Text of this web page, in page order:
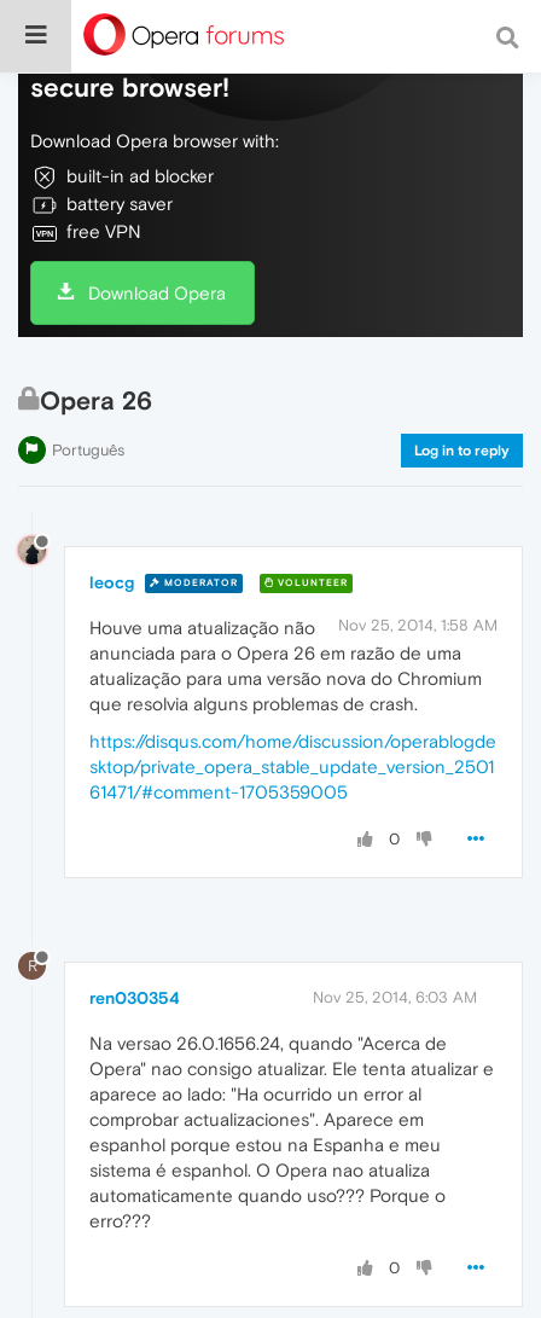
Do more on the web, with a fast and
secure browser!
Download Opera browser with:
built-in ad blocker
battery saver
free VPN
Download Opera
Opera 26
Português Log in to reply
leocg MODERATOR VOLUNTEER
Nov 25, 2014, 1:58 AM
Houve uma atualização não
anunciada para o Opera 26 em razão de uma
atualização para uma versão nova do Chromium
que resolvia alguns problemas de crash.
https://disqus.com/home/discussion/operablogde
sktop/private_opera_stable_update_version_2501
61471/#comment-1705359005
0
R
ren030354 Nov 25, 2014, 6:03 AM
Na versao 26.0.1656.24, quando "Acerca de
Opera" nao consigo atualizar. Ele tenta atualizar e
aparece ao lado: "Ha ocurrido un error al
comprobar actualizaciones". Aparece em
espanhol porque estou na Espanha e meu
sistema é espanhol. O Opera nao atualiza
automaticamente quando uso??? Porque o
erro???
0